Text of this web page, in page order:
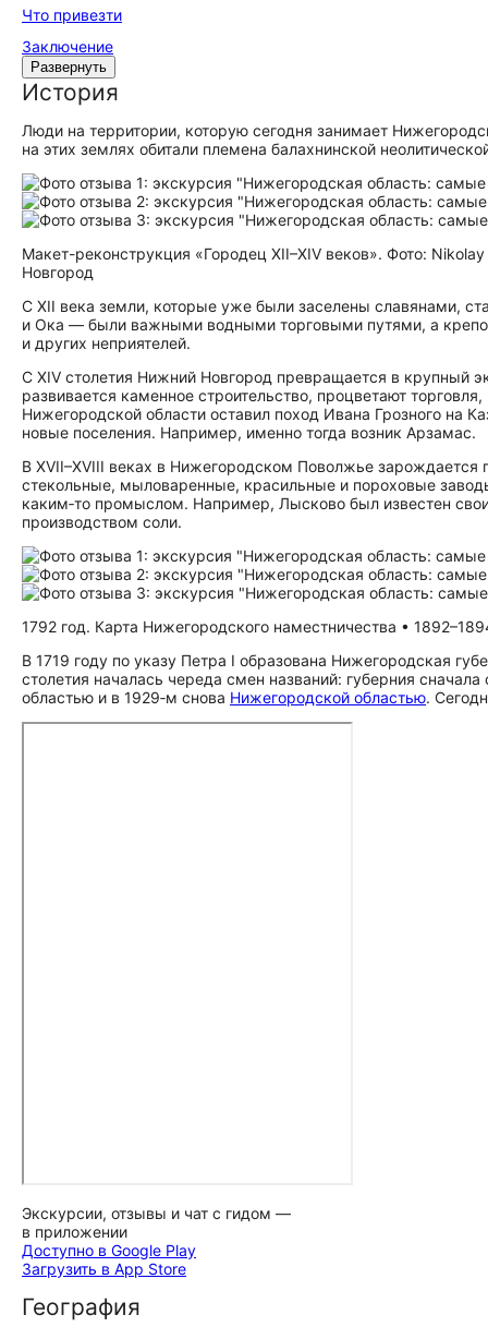
Что привезти
Заключение
Развернуть
История
Люди на территории, которую сегодня занимает
на этих землях обитали племена балахнинской
Макет-реконструкция «Городец XII–XIV веков». Фото:
Новгород
С XII века земли, которые уже были заселены славянами,
и Ока — были важными водными торговыми путями, а
и других неприятелей.
С XIV столетия Нижний Новгород превращается в крупный
развивается каменное строительство, процветают
Нижегородской области оставил поход Ивана Грозного на
новые поселения. Например, именно тогда возник Арзамас.
В XVII–XVIII веках в Нижегородском Поволжье
стекольные, мыловаренные, красильные и пороховые
каким‑то промыслом. Например, Лысково был известен
производством соли.
1792 год. Карта Нижегородского наместничества •
В 1719 году по указу Петра I образована Нижегородская
столетия началась череда смен названий: губерния
областью и в 1929‑м снова Нижегородской областью.
Экскурсии, отзывы и чат с гидом —
в приложении
Доступно в Google Play
Загрузить в App Store
География